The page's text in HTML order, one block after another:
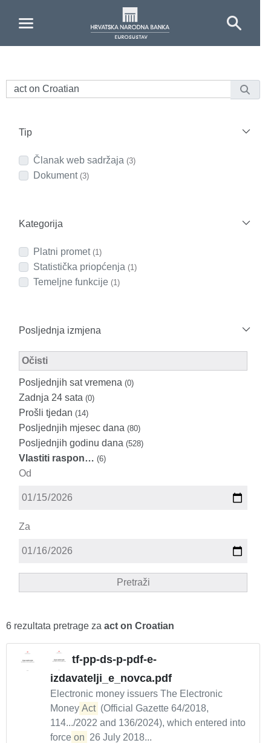
Tip
Članak web sadržaja (3)
Dokument (3)
Kategorija
Platni promet (1)
Statistička priopćenja (1)
Temeljne funkcije (1)
Posljednja izmjena
OčistiModified Facet Filter
Posljednjih sat vremena (0)
Zadnja 24 sata (0)
Prošli tjedan (14)
Posljednjih mjesec dana (80)
Posljednjih godinu dana (528)
Vlastiti raspon… (6)
Od
Za
Pretraži
6 rezultata pretrage za act on Croatian
tf-pp-ds-p-pdf-e-
izdavatelji_e_novca.pdf
Electronic money issuers The Electronic
Money Act (Official Gazette 64/2018,
114.../2022 and 136/2024), which entered into
force on 26 July 2018...